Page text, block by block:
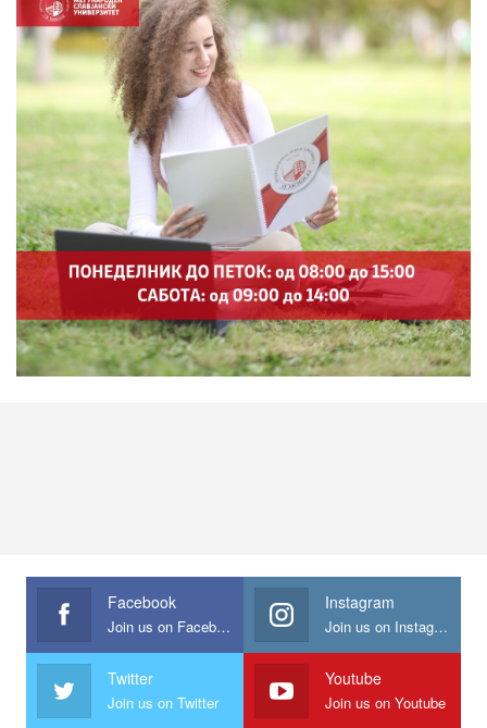
Facebook
Join us on Facebook
Instagram
Join us on Instagram
Twitter
Join us on Twitter
Youtube
Join us on Youtube